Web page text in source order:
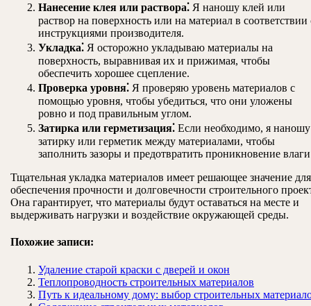
Нанесение клея или раствора⁚ Я наношу клей или
раствор на поверхность или на материал в соответствии
инструкциями производителя.
Укладка⁚ Я осторожно укладываю материалы на
поверхность, выравнивая их и прижимая, чтобы
обеспечить хорошее сцепление.
Проверка уровня⁚ Я проверяю уровень материалов с
помощью уровня, чтобы убедиться, что они уложены
ровно и под правильным углом.
Затирка или герметизация⁚ Если необходимо, я наношу
затирку или герметик между материалами, чтобы
заполнить зазоры и предотвратить проникновение
Тщательная укладка материалов имеет решающее значение для
обеспечения прочности и долговечности строительного
Она гарантирует, что материалы будут оставаться на месте и
выдерживать нагрузки и воздействие окружающей среды.
Похожие записи:
Удаление старой краски с дверей и окон
Теплопроводность строительных материалов
Путь к идеальному дому: выбор строительных